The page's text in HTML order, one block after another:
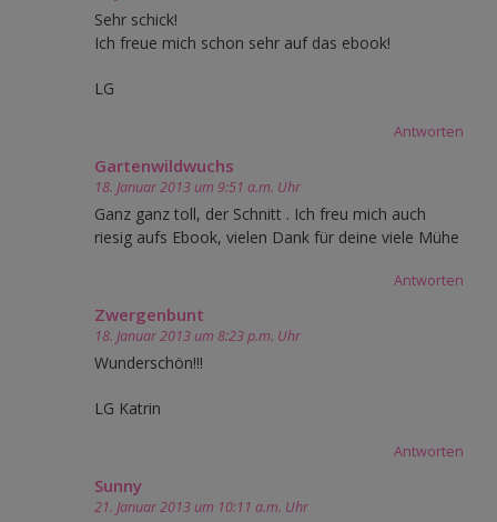
Sehr schick!
Ich freue mich schon sehr auf das ebook!
LG
Antworten
Gartenwildwuchs
18. Januar 2013 um 9:51 a.m. Uhr
Ganz ganz toll, der Schnitt . Ich freu mich auch
riesig aufs Ebook, vielen Dank für deine viele Mühe
Antworten
Zwergenbunt
18. Januar 2013 um 8:23 p.m. Uhr
Wunderschön!!!
LG Katrin
Antworten
Sunny
21. Januar 2013 um 10:11 a.m. Uhr